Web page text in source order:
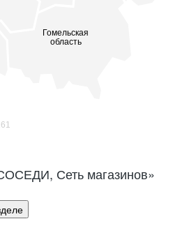
— ОТЛИЧНО ОТДЫХАЕШЬ
творческий
нашей компании —
Гомельская
область
Сеть магазинов»